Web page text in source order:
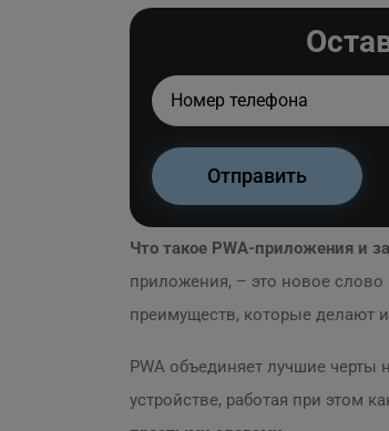
Что такое PWA-приложения и
приложения, – это новое
преимуществ, которые делают
PWA объединяет лучшие
устройстве, работая при этом